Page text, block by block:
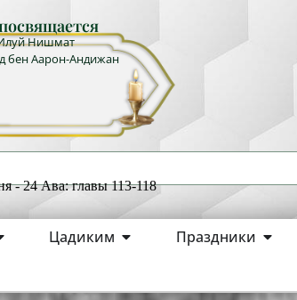
Нишмат
бен Аарон-Андижан
- 24 Ава: главы 113-118
Цадиким Праздники